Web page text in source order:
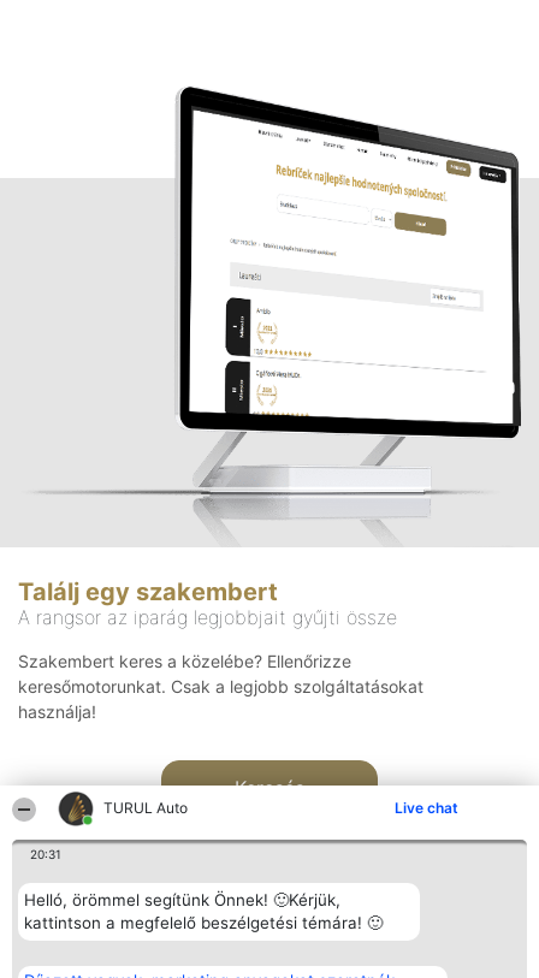
TURUL Auto Live chat
20:31
Helló, örömmel segítünk Önnek! 🙂Kérjük,
kattintson a megfelelő beszélgetési témára! 🙂
Találj egy szakembert
A rangsor az iparág legjobbjait gyűjti össze
Szakembert keres a közelébe? Ellenőrizze
keresőmotorunkat. Csak a legjobb szolgáltatásokat
használja!
Keresés
Rangsorszervező Népszavazás Elérhetőség